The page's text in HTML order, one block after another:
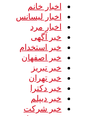
اخبار خانم
اخبار لیسانس
اخبار مرد
خبر آگهی
خبر استخدام
خبر اصفهان
خبر تبریز
خبر تهران
خبر دکترا
خبر دیپلم
خبر شرکت